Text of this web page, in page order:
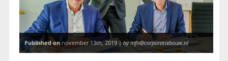
Published onnovember 13th, 2019 |by info@corporatiebouw.nl